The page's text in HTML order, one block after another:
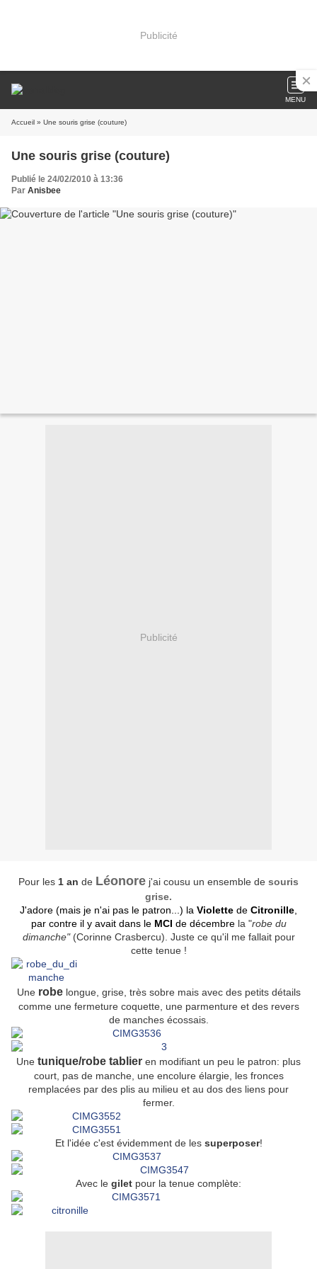
Publicité
MENU
Accueil » Une souris grise (couture)
Une souris grise (couture)
Publié le 24/02/2010 à 13:36
Par Anisbee
Publicité
Pour les 1 an de Léonore j'ai cousu un ensemble de souris
grise.
J'adore (mais je n'ai pas le patron...) la Violette de Citronille
par contre il y avait dans le MCI de décembrela "robe du
dimanche"(Corinne Crasbercu). Juste ce qu'il me fallait pour
cette tenue !
Une robelongue, grise, très sobre mais avec des petits détails
comme une fermeture coquette, une parmenture et des revers
de manches écossais.
Une tunique/robe tablier en modifiant un peu le patron: plus
court, pas de manche, une encolure élargie, les fronces
remplacées par des plis au milieu et au dos des liens pour
fermer.
Et l'idée c'est évidemment de les superposer!
Avec le gilet pour la tenue complète: